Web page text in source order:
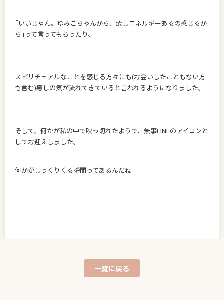
｢いいじゃん。ゆみこちゃんから、癒しエネルギーあるの感じるか
ら｣って言ってもらったり、
スピリチュアルなことを感じる方々にも(お会いしたこともない方
も含む)癒しの気が流れてきていると言われるようになりました。
そして、何かが私の中で吹っ切れたようで、無事LINEのアイコンと
してお迎えしました。
何かがしっくりくる瞬間ってあるんだね
一覧に戻る